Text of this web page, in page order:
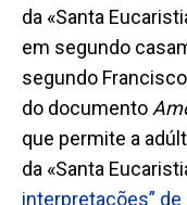
da «Santa
em segundo
segundo
do documento
que permite a
da «Santa
interpretações” de